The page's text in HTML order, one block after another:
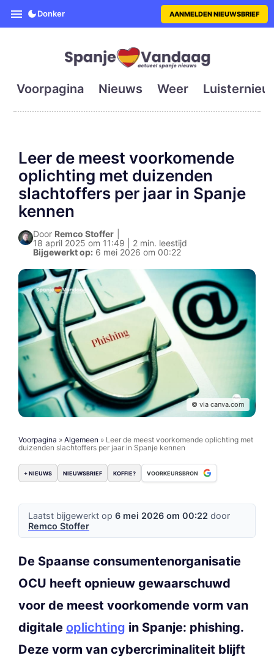
SpanjeVandaag is de eerste
Donker AANMELDEN NIEUWSBRIEF
Voorpagina Nieuws Weer
Leer de meest voorkomende
oplichting met duizenden
slachtoffers per jaar in Spanje
kennen
Door Remco Stoffer
18 april 2025 om 11:49 | 2 min. leestijd
Bijgewerkt op: 6 mei 2026 om 00:22
© via canva.com
Voorpagina » Algemeen » Leer de meest voorkomende oplichting met
duizenden slachtoffers per jaar in Spanje kennen
+ NIEUWS NIEUWSBRIEF KOFFIE? VOORKEURSBRON
Laatst bijgewerkt op 6 mei 2026 om 00:22 door
Remco Stoffer
De Spaanse consumentenorganisatie
OCU heeft opnieuw gewaarschuwd
voor de meest voorkomende vorm van
digitale oplichting in Spanje: phishing.
Deze vorm van cybercriminaliteit blijft